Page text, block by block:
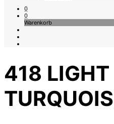
0
0
Warenkorb
418 LIGHT